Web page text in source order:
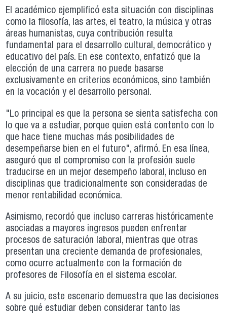
El académico ejemplificó esta situación con disciplinas
como la filosofía, las artes, el teatro, la música y otras
áreas humanistas, cuya contribución resulta
fundamental para el desarrollo cultural, democrático y
educativo del país. En ese contexto, enfatizó que la
elección de una carrera no puede basarse
exclusivamente en criterios económicos, sino también
en la vocación y el desarrollo personal.
"Lo principal es que la persona se sienta satisfecha con
lo que va a estudiar, porque quien está contento con lo
que hace tiene muchas más posibilidades de
desempeñarse bien en el futuro", afirmó. En esa línea,
aseguró que el compromiso con la profesión suele
traducirse en un mejor desempeño laboral, incluso en
disciplinas que tradicionalmente son consideradas de
menor rentabilidad económica.
Asimismo, recordó que incluso carreras históricamente
asociadas a mayores ingresos pueden enfrentar
procesos de saturación laboral, mientras que otras
presentan una creciente demanda de profesionales,
como ocurre actualmente con la formación de
profesores de Filosofía en el sistema escolar.
A su juicio, este escenario demuestra que las decisiones
sobre qué estudiar deben considerar tanto las